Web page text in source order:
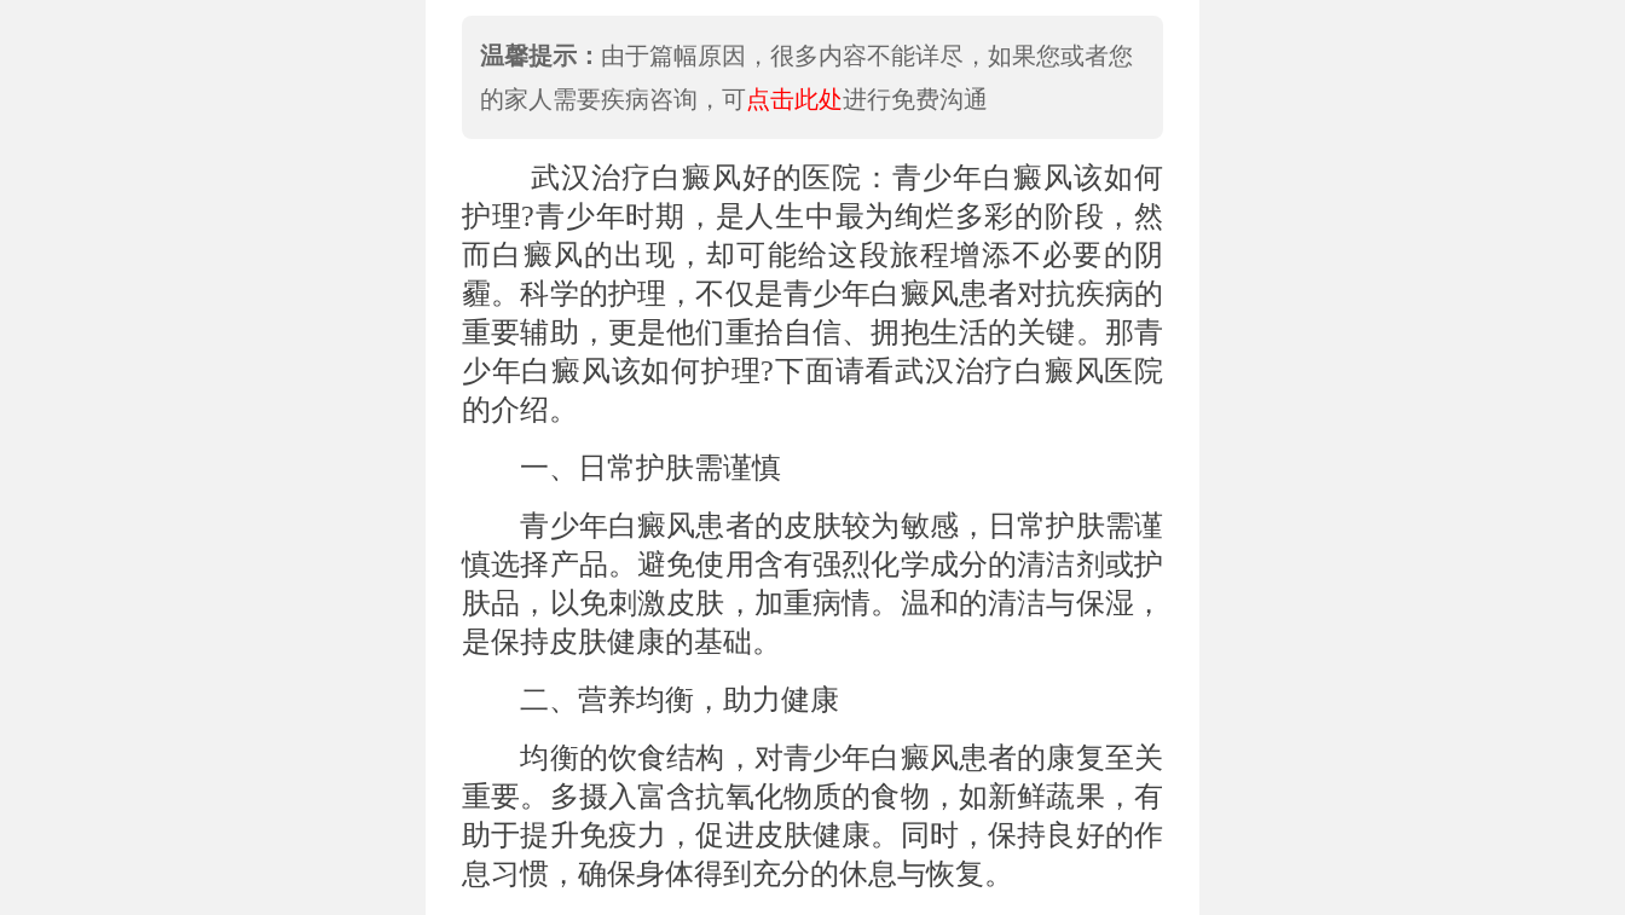
温馨提示： 由于篇幅原因，很多内容不能详尽，如果您或者您
的家人需要疾病咨询，可点击此处进行免费沟通
武汉治疗白癜风好的医院：青少年白癜风该如何
护理?青少年时期，是人生中最为绚烂多彩的阶段，然
而白癜风的出现，却可能给这段旅程增添不必要的阴
霾。科学的护理，不仅是青少年白癜风患者对抗疾病的
重要辅助，更是他们重拾自信、拥抱生活的关键。那青
少年白癜风该如何护理?下面请看武汉治疗白癜风医院
的介绍。
一、日常护肤需谨慎
青少年白癜风患者的皮肤较为敏感，日常护肤需谨
慎选择产品。避免使用含有强烈化学成分的清洁剂或护
肤品，以免刺激皮肤，加重病情。温和的清洁与保湿，
是保持皮肤健康的基础。
二、营养均衡，助力健康
均衡的饮食结构，对青少年白癜风患者的康复至关
重要。多摄入富含抗氧化物质的食物，如新鲜蔬果，有
助于提升免疫力，促进皮肤健康。同时，保持良好的作
息习惯，确保身体得到充分的休息与恢复。